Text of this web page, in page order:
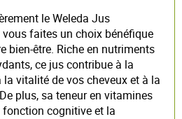
le Weleda Jus
faites un choix bénéfique
bien-être. Riche en nutriments
ce jus contribue à la
la vitalité de vos cheveux et à la
plus, sa teneur en vitamines
cognitive et la